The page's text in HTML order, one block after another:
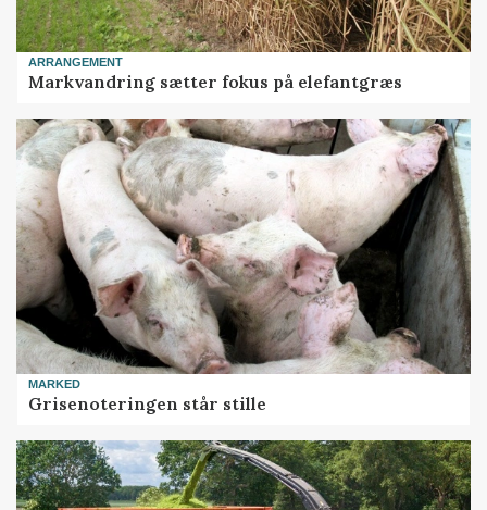
ARRANGEMENT
Markvandring sætter fokus på elefantgræs
MARKED
Grisenoteringen står stille